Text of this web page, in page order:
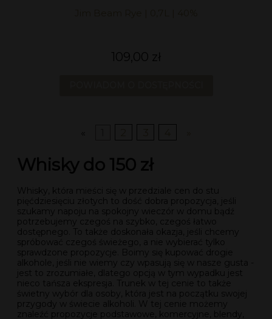
109,00 zł
Whisky do 150 zł
Whisky, która mieści się w przedziale cen do stu
pięćdziesięciu złotych to dość dobra propozycja, jeśli
szukamy napoju na spokojny wieczór w domu bądź
potrzebujemy czegoś na szybko, czegoś łatwo
dostępnego. To także doskonała okazja, jeśli chcemy
spróbować czegoś świeżego, a nie wybierać tylko
sprawdzone propozycje. Boimy się kupować drogie
alkohole, jeśli nie wiemy czy wpasują się w nasze gusta -
jest to zrozumiałe, dlatego opcją w tym wypadku jest
nieco tańsza ekspresja. Trunek w tej cenie to także
świetny wybór dla osoby, która jest na początku swojej
przygody w świecie alkoholi. W tej cenie możemy
znaleźć propozycje podstawowe, komercyjne, blendy,